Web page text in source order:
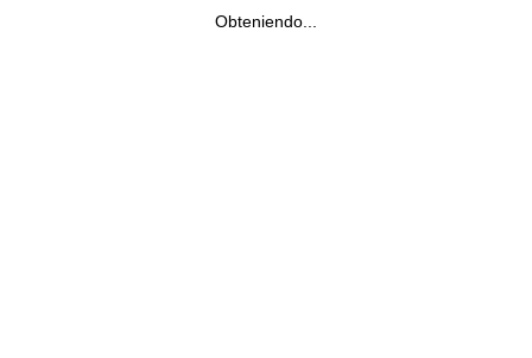
Obteniendo...